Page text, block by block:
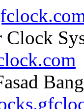
Clock